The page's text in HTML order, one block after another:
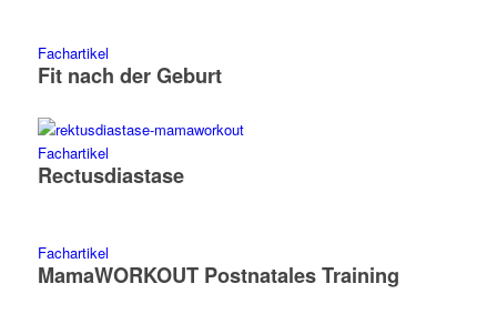
Fachartikel
Fit nach der Geburt
Fachartikel
Rectusdiastase
Fachartikel
MamaWORKOUT Postnatales Training